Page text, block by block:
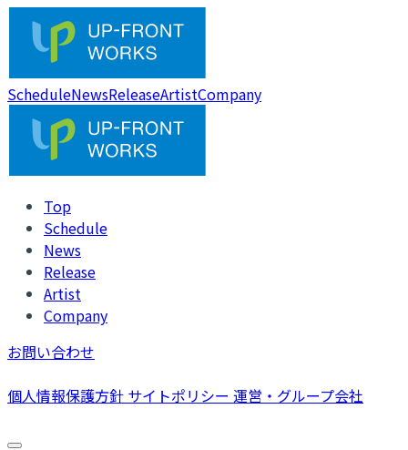
ScheduleNewsReleaseArtistCompany
Top
Schedule
News
Release
Artist
Company
お問い合わせ
個人情報保護方針 サイトポリシー 運営・グループ会社